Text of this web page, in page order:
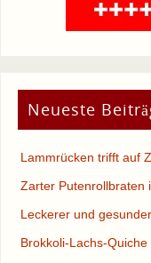
Neueste
Lammrücken trifft auf
Zarter Putenrollbraten
Leckerer und
Brokkoli-Lachs-Quiche